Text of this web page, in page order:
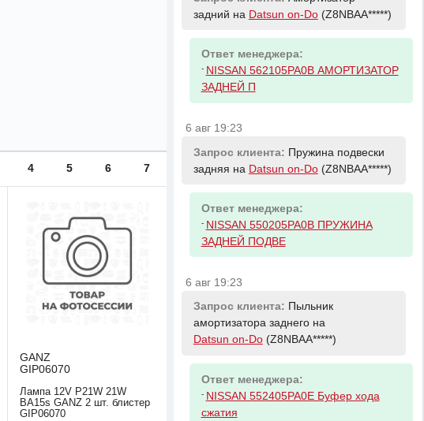
4 5 6 7
GANZ
GIP06070
Лампа 12V P21W 21W
BA15s GANZ 2 шт. блистер
GIP06070
задний на Datsun on-Do(Z8NBAA*****)
Ответ менеджера:
- NISSAN 562105PA0B АМОРТИЗАТОР
ЗАДНЕЙ П
6 авг 19:23
Запрос клиента: Пружина подвески
задняя на Datsun on-Do(Z8NBAA*****)
Ответ менеджера:
- NISSAN 550205PA0B ПРУЖИНА
ЗАДНЕЙ ПОДВЕ
6 авг 19:23
Запрос клиента: Пыльник
амортизатора заднего на
Datsun on-Do(Z8NBAA*****)
Ответ менеджера:
- NISSAN 552405PA0E Буфер хода
сжатия